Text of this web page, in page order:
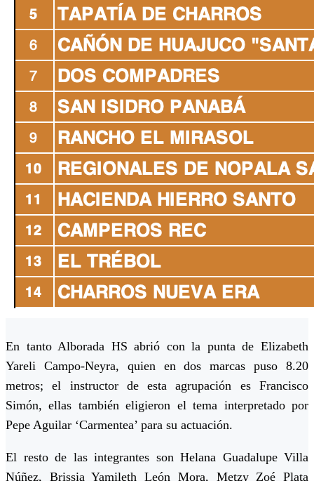
En tanto Alborada HS abrió con la punta de Elizabeth
Yareli Campo-Neyra, quien en dos marcas puso 8.20
metros; el instructor de esta agrupación es Francisco
Simón, ellas también eligieron el tema interpretado por
Pepe Aguilar ‘Carmentea’ para su actuación.
El resto de las integrantes son Helana Guadalupe Villa
Núñez, Brissia Yamileth León Mora, Metzy Zoé Plata